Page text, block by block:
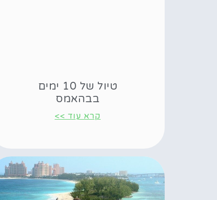
טיול של 10 ימים
בבהאמס
קרא עוד >>